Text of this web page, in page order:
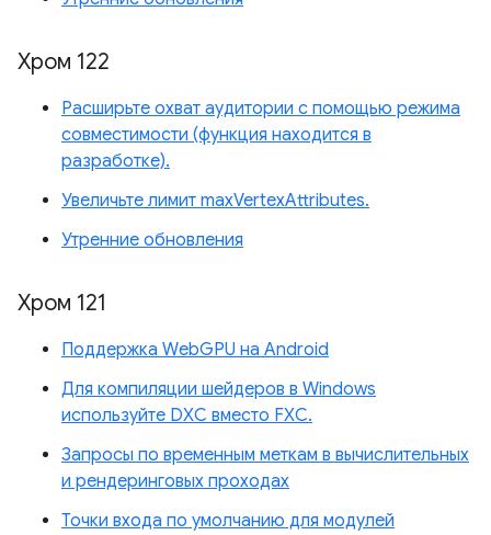
Хром 122
Расширьте охват аудитории с помощью режима
совместимости (функция находится в
разработке).
Увеличьте лимит maxVertexAttributes.
Утренние обновления
Хром 121
Поддержка WebGPU на Android
Для компиляции шейдеров в Windows
используйте DXC вместо FXC.
Запросы по временным меткам в вычислительных
и рендеринговых проходах
Точки входа по умолчанию для модулей